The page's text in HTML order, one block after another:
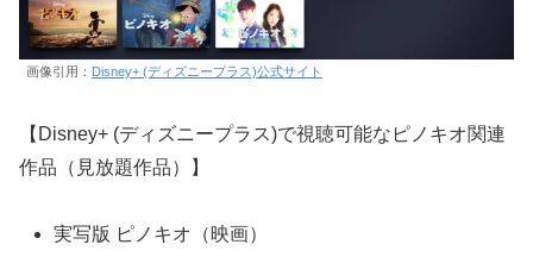
画像引用： Disney+ (ディズニープラス)公式サイト
【Disney+ (ディズニープラス)で視聴可能なピノキオ関連
作品（見放題作品）】
実写版 ピノキオ（映画）